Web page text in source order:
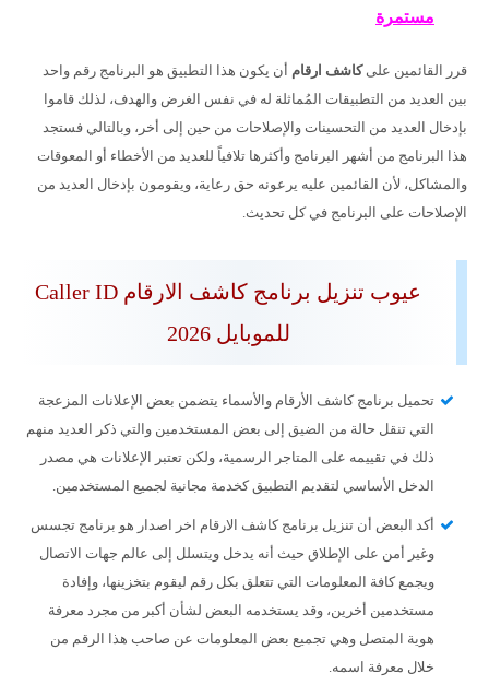
مستمرة
قرر القائمين علىكاشف ارقام أن يكون هذا التطبيق هو البرنامج رقم واحد
بين العديد من التطبيقات المُماثلة له في نفس الغرض والهدف، لذلك قاموا
بإدخال العديد من التحسينات والإصلاحات من حين إلى أخر، وبالتالي فستجد
هذا البرنامج من أشهر البرنامج وأكثرها تلافياً للعديد من الأخطاء أو المعوقات
والمشاكل، لأن القائمين عليه يرعونه حق رعاية، ويقومون بإدخال العديد من
الإصلاحات على البرنامج في كل تحديث.
عيوب تنزيل برنامج كاشف الارقام Caller ID
للموبايل 2026
تحميل برنامج كاشف الأرقام والأسماء يتضمن بعض الإعلانات المزعجة
التي تنقل حالة من الضيق إلى بعض المستخدمين والتي ذكر العديد منهم
ذلك في تقييمه على المتاجر الرسمية، ولكن تعتبر الإعلانات هي مصدر
الدخل الأساسي لتقديم التطبيق كخدمة مجانية لجميع المستخدمين.
أكد البعض أن تنزيل برنامج كاشف الارقام اخر اصدار هو برنامج تجسس
وغير أمن على الإطلاق حيث أنه يدخل ويتسلل إلى عالم جهات الاتصال
ويجمع كافة المعلومات التي تتعلق بكل رقم ليقوم بتخزينها، وإفادة
مستخدمين أخرين، وقد يستخدمه البعض لشأن أكبر من مجرد معرفة
هوية المتصل وهي تجميع بعض المعلومات عن صاحب هذا الرقم من
خلال معرفة اسمه.